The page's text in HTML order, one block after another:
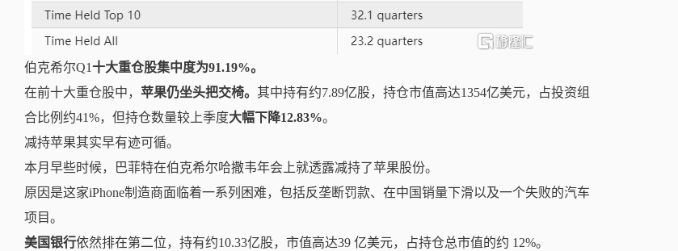
伯克希尔Q1十大重仓股集中度为91.19%。
在前十大重仓股中， 苹果仍坐头把交椅。 其中持有约7.89亿股， 持仓市值高达1354亿美元，
占投资组
合比例约41%，但持仓数量较上季度大幅下降12.83%。
减持苹果其实早有迹可循。
本月早些时候，巴菲特在伯克希尔哈撒韦年会上就透露减持了苹果股份。
原因是这家iPhone制造商面临着一系列困难，包括反垄断罚款、在中国销量下滑以及一个失败的汽车
项目。
美国银行依然排在第二位，持有约10.33亿股，市值高达39 亿美元，占持仓总市值的约 12%。